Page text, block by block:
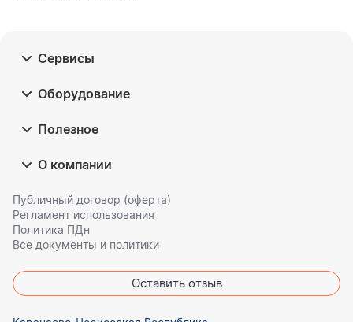
Сервисы
Оборудование
Полезное
О компании
Публичный договор (оферта)
Регламент использования
Политика ПДн
Все документы и политики
Оставить отзыв